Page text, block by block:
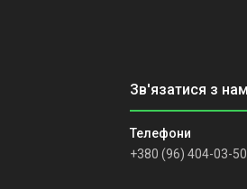
+380 (96) 404-03-50